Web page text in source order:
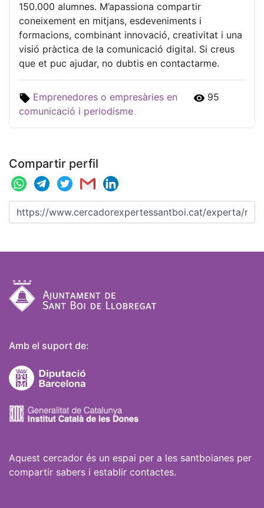
150.000 alumnes. M’apassiona compartir
coneixement en mitjans, esdeveniments i
formacions, combinant innovació, creativitat i una
visió pràctica de la comunicació digital. Si creus
que et puc ajudar, no dubtis en contactarme.
Emprenedores o empresàries en
comunicació i periodisme
95
Compartir perfil
Amb el suport de:
Aquest cercador és un espai per a les santboianes per
compartir sabers i establir contactes.